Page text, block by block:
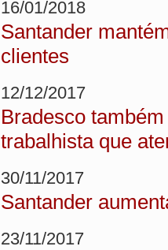
16/01/2018
Santander
clientes
12/12/2017
Bradesco
trabalhista que
30/11/2017
Santander
23/11/2017